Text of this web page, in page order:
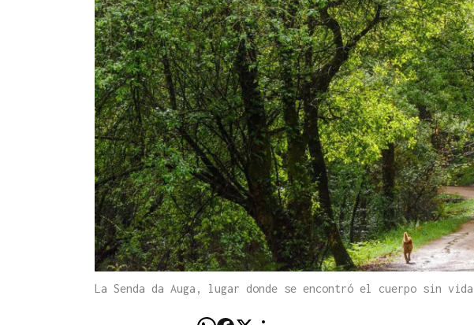
La Senda da Auga, lugar donde se encontró el cuerpo sin vida